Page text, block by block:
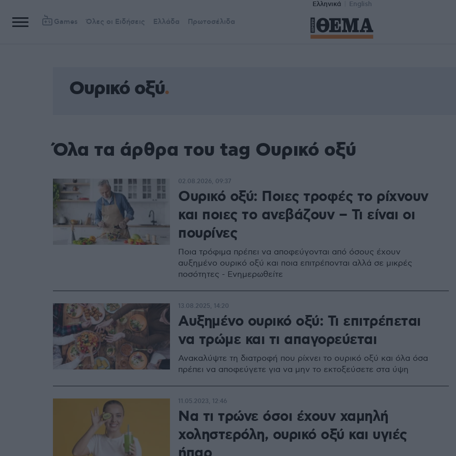
Ελληνικά English
Games Όλες οι Ειδήσεις Ελλάδα Πρωτοσέλιδα
Ουρικό οξύ
Όλα τα άρθρα του tag Ουρικό οξύ
Ουρικό οξύ: Ποιες τροφές το ρίχνουν
και ποιες το ανεβάζουν – Τι είναι οι
πουρίνες
Ποια τρόφιμα πρέπει να αποφεύγονται από όσους έχουν
αυξημένο ουρικό οξύ και ποια επιτρέπονται αλλά σε μικρές
ποσότητες - Ενημερωθείτε
02.08.2026, 09:37
Αυξημένο ουρικό οξύ: Τι επιτρέπεται
να τρώμε και τι απαγορεύεται
Ανακαλύψτε τη διατροφή που ρίχνει το ουρικό οξύ και όλα όσα
πρέπει να αποφεύγετε για να μην το εκτοξεύσετε στα ύψη
13.08.2025, 14:20
Να τι τρώνε όσοι έχουν χαμηλή
χοληστερόλη, ουρικό οξύ και υγιές
11.05.2023, 12:46